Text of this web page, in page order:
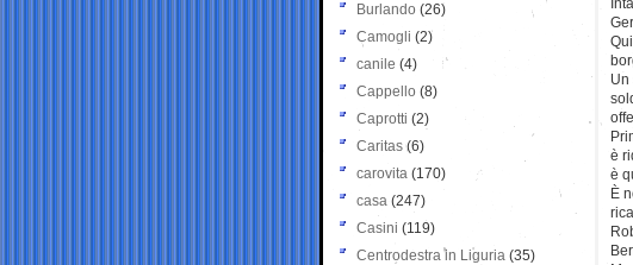
Un
è
è
È
Burlando (26)
Camogli (2)
canile (4)
Cappello (8)
Caprotti (2)
Caritas (6)
carovita (170)
casa (247)
Casini (119)
Centrodestra in Liguria (35)